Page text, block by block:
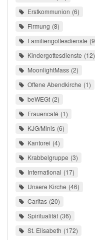
Erstkommunion 6
Firmung 8
Familiengottesdienste 9
Kindergottesdienste 12
MoonlightMass 2
Offene Abendkirche 1
beWEGt 2
Frauencafé 1
KJG/Minis 6
Kantorei 4
Krabbelgruppe 3
International 17
Unsere Kirche 46
Caritas 20
Spiritualität 36
St. Elisabeth 172